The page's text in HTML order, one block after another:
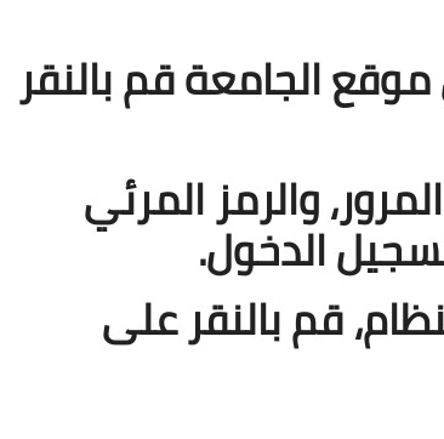
الجامعة قم بالنقر
والرمز المرئي
الدخول.
قم بالنقر على
19 نوفمبر 2025